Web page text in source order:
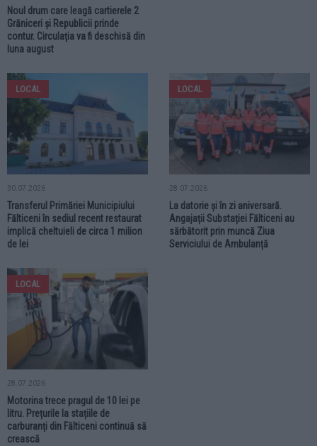
Noul drum care leagă cartierele 2
Grăniceri și Republicii prinde
contur. Circulația va fi deschisă din
luna august
LOCAL
30.07.2026
Transferul Primăriei Municipiului
Fălticeni în sediul recent restaurat
implică cheltuieli de circa 1 milion
de lei
LOCAL
28.07.2026
La datorie și în zi aniversară.
Angajații Substației Fălticeni au
sărbătorit prin muncă Ziua
Serviciului de Ambulanță
LOCAL
28.07.2026
Motorina trece pragul de 10 lei pe
litru. Prețurile la stațiile de
carburanți din Fălticeni continuă să
crească